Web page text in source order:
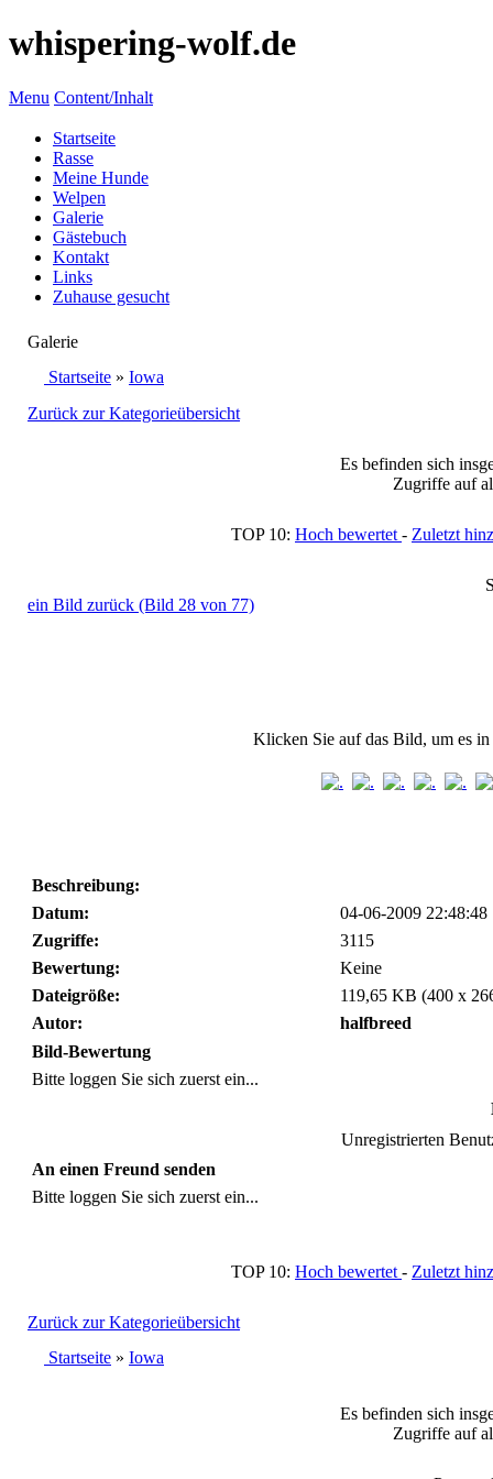
whispering-wolf.de
Menu Content/Inhalt
Startseite
Rasse
Meine Hunde
Welpen
Galerie
Gästebuch
Kontakt
Links
Zuhause gesucht
Galerie
Startseite » Iowa
Zurück zur Kategorieübersicht
Es befinden sich
Zugriffe auf
TOP 10: Hoch bewertet - Zuletzt
ein Bild zurück (Bild 28 von 77)
Klicken Sie auf das Bild, um es
Beschreibung:
Datum:
04-06-2009 22:48:48
Zugriffe:
3115
Bewertung:
Keine
Dateigröße:
119,65 KB (400 x
Autor:
halfbreed
Bild-Bewertung
Bitte loggen Sie sich zuerst ein...
Unregistrierten
An einen Freund senden
Bitte loggen Sie sich zuerst ein...
TOP 10: Hoch bewertet - Zuletzt
Zurück zur Kategorieübersicht
Startseite » Iowa
Es befinden sich
Zugriffe auf